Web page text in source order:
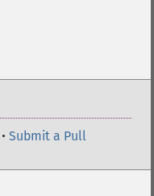
• Submit a Pull